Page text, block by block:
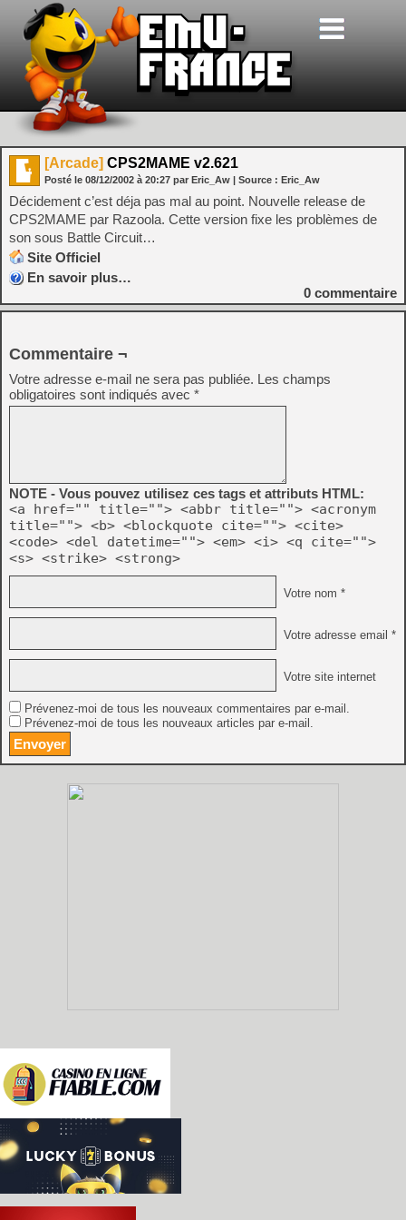
[Arcade] CPS2MAME v2.621
Posté le 08/12/2002 à 20:27 par Eric_Aw | Source : Eric_Aw
Décidement c’est déja pas mal au point. Nouvelle release de
CPS2MAME par Razoola. Cette version fixe les problèmes de
son sous Battle Circuit…
Site Officiel
En savoir plus…
0 commentaire
Commentaire ¬
Votre adresse e-mail ne sera pas publiée. Les champs
obligatoires sont indiqués avec *
NOTE - Vous pouvez utilisez ces tags et attributs HTML:
<a href="" title=""> <abbr title=""> <acronym
title=""> <b> <blockquote cite=""> <cite>
<code> <del datetime=""> <em> <i> <q cite="">
<s> <strike> <strong>
Votre nom *
Votre adresse email *
Votre site internet
Prévenez-moi de tous les nouveaux commentaires par e-mail.
Prévenez-moi de tous les nouveaux articles par e-mail.